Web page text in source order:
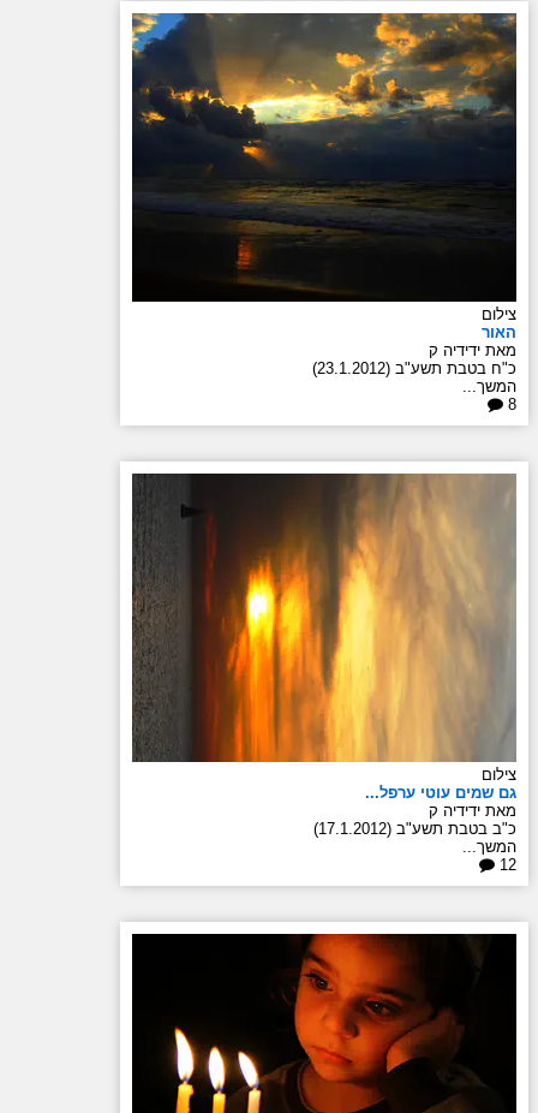
צילום
האור
מאת ידידיה ק
כ"ח בטבת תשע"ב (23.1.2012)
המשך...
8
צילום
גם שמים עוטי ערפל...
מאת ידידיה ק
כ"ב בטבת תשע"ב (17.1.2012)
המשך...
12